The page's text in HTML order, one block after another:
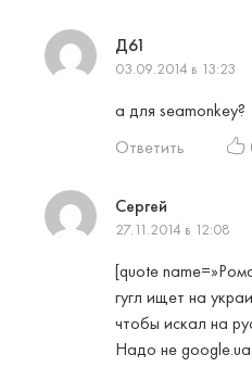
Д61
03.09.2014 в 13:23
а для seamonkey?
Ответить
Сергей
27.11.2014 в 12:08
[quote
гугл ищет на
чтобы искал на
Надо не